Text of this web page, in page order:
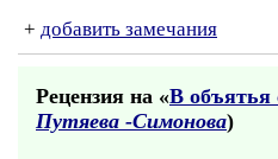
+ добавить замечания
Рецензия на «В объятья
Путяева -Симонова)